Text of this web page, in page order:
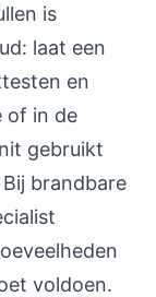
is
laat een
en
of in de
gebruikt
brandbare
voldoen.